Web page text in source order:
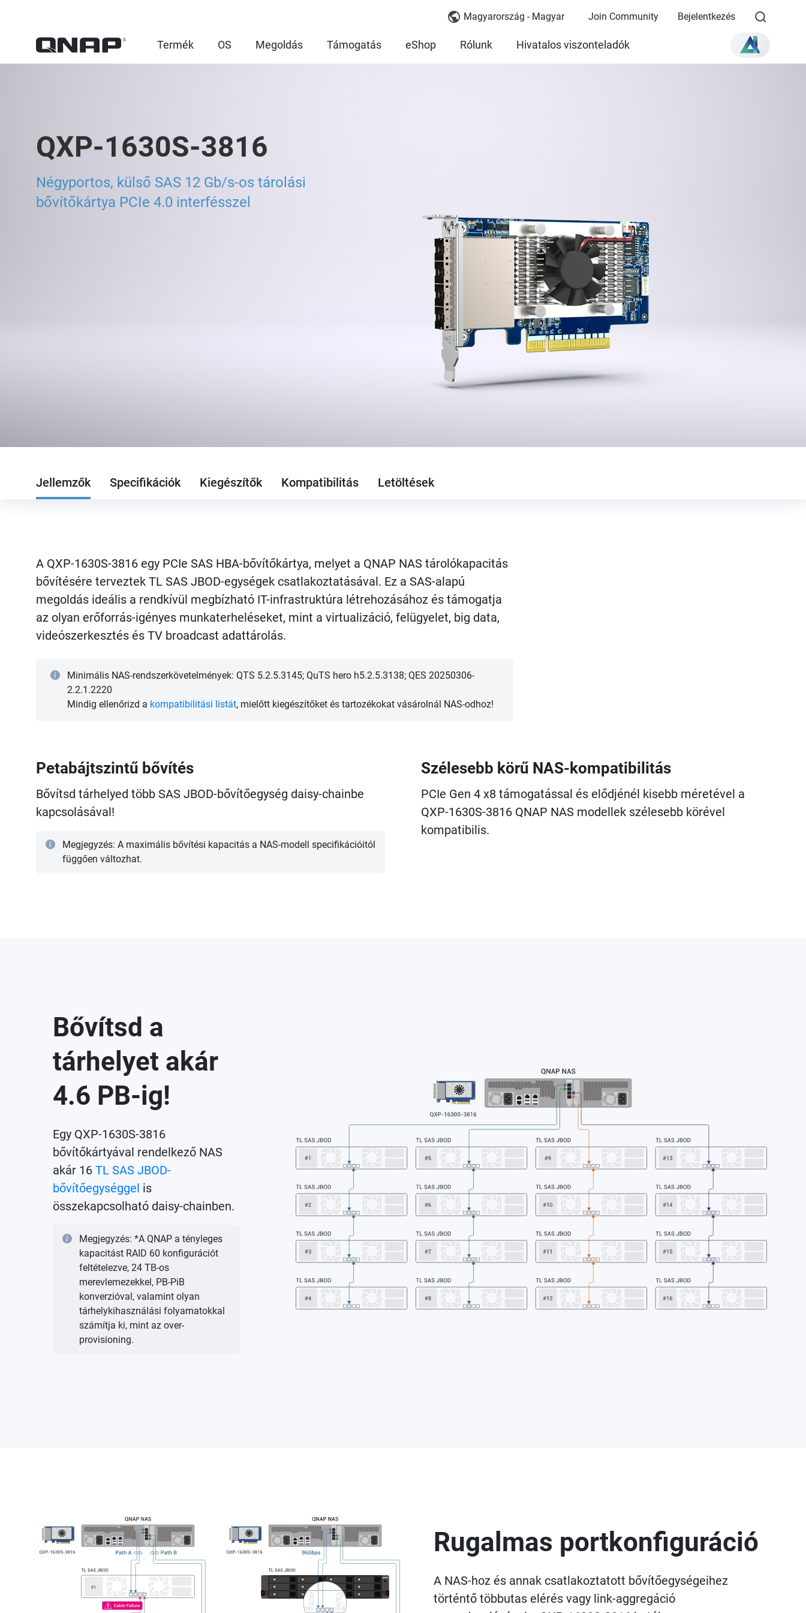
Magyarország - Magyar Join Community Bejelentkezés
Termék OS Megoldás Támogatás eShop Rólunk Hivatalos viszonteladók
QXP-1630S-3816
Négyportos, külső SAS 12 Gb/s-os tárolási
bővítőkártya PCIe 4.0 interfésszel
Jellemzők Specifikációk Kiegészítők Kompatibilitás Letöltések
A QXP-1630S-3816 egy PCIe SAS HBA-bővítőkártya, melyet a QNAP NAS tárolókapacitás
bővítésére terveztek TL SAS JBOD-egységek csatlakoztatásával. Ez a SAS-alapú
megoldás ideális a rendkívül megbízható IT-infrastruktúra létrehozásához és támogatja
az olyan erőforrás-igényes munkaterheléseket, mint a virtualizáció, felügyelet, big data,
videószerkesztés és TV broadcast adattárolás.
Minimális NAS-rendszerkövetelmények: QTS 5.2.5.3145; QuTS hero h5.2.5.3138; QES 20250306-
2.2.1.2220
Mindig ellenőrizd a kompatibilitási listát, mielőtt kiegészítőket és tartozékokat vásárolnál NAS-odhoz!
Petabájtszintű bővítés
Bővítsd tárhelyed több SAS JBOD-bővítőegység daisy-chainbe
kapcsolásával!
Megjegyzés: A maximális bővítési kapacitás a NAS-modell specifikációitól
függően változhat.
Szélesebb körű NAS-kompatibilitás
PCIe Gen 4 x8 támogatással és elődjénél kisebb méretével a
QXP-1630S-3816 QNAP NAS modellek szélesebb körével
kompatibilis.
Bővítsd a
tárhelyet akár
4.6 PB-ig!
Egy QXP-1630S-3816
bővítőkártyával rendelkező NAS
akár 16 TL SAS JBOD-
bővítőegységgel is
összekapcsolható daisy-chainben.
Megjegyzés: *A QNAP a tényleges
kapacitást RAID 60 konfigurációt
feltételezve, 24 TB-os
merevlemezekkel, PB-PiB
konverzióval, valamint olyan
tárhelykihasználási folyamatokkal
számítja ki, mint az over-
provisioning.
Rugalmas portkonfiguráció
A NAS-hoz és annak csatlakoztatott bővítőegységeihez
történtő többutas elérés vagy link-aggregáció